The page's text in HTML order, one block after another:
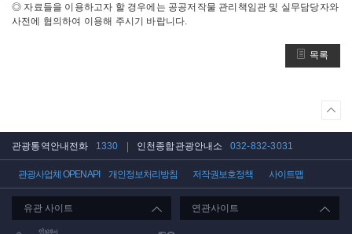
이
지
페
이
페
지
◎ 자료들을 이용하고자 할 경우에는 공공저작물 관리책임관 및 실무담당자와
사전에 협의하여 이용해 주시기 바랍니다.
목록
상
관광통역안내전화 1330 인천종합관광안내소 032-832-3031
관광사업체 OPEN API 개인정보처리방침 저작권보호정책 사이트맵
유관 사이트 연관사이트